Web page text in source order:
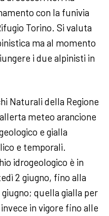
con la funivia
Torino. Si valuta
ma al momento
i due alpinisti in
Naturali della Regione
meteo arancione
e gialla
e temporali.
idrogeologico è in
2 giugno, fino alla
quella gialla per
in vigore fino alle